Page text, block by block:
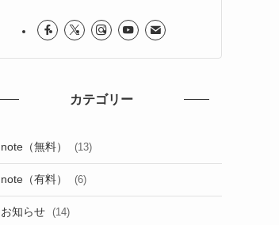
カテゴリー
note（無料） (13)
note（有料） (6)
お知らせ (14)